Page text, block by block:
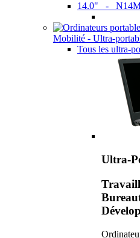
14.0" -
Mobilité - Ultra-
Tous les ultra-
Ultra-